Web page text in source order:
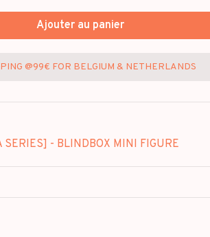
Ajouter au panier
@99€ FOR BELGIUM & NETHERLANDS
SERIES] - BLINDBOX MINI FIGURE